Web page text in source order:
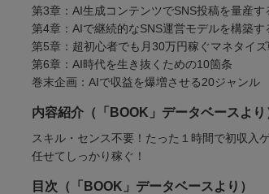
第3章：AI生成コンテンツでSNS投稿を量産す
第4章：AIで継続的なSNS運営モデルを構築す
第5章：超初心者でも月30万円稼ぐマネタイズ
第6章：AI時代を生き抜くための10箇条
巻末企画：AIで収益を爆増させる20ジャンル
内容紹介（「BOOK」データベースより
スキル・センス不要！たった１時間で初収入
任せてしっかり稼ぐ！
目次（「BOOK」データベースより）